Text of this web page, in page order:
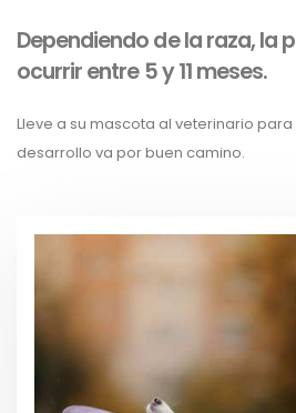
Dependiendo de la raza, la
ocurrir entre 5 y 11 meses.
Lleve a su mascota al veterinario
desarrollo va por buen camino.